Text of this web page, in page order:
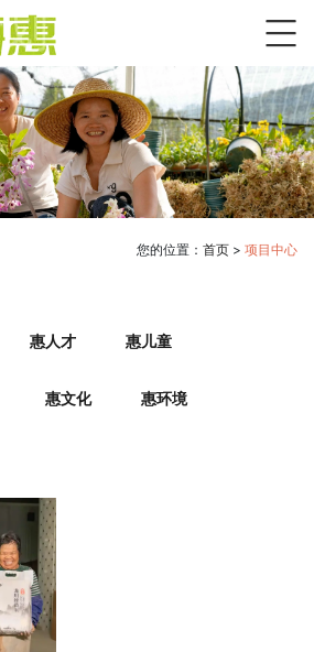
您的位置： 首页 > 项目中心
惠人才 惠儿童
惠文化 惠环境